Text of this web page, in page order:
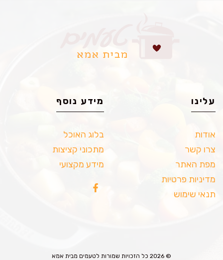
עלינו
אודות
צרו קשר
מפת האתר
מדיניות פרטיות
תנאי שימוש
מידע נוסף
בלוג האוכל
מתכוני קציצות
מידע מקצועי
© 2026 כל הזכויות שמורות לטעמים מבית אמא